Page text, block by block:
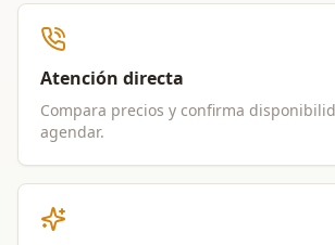
Atención directa
Compara precios y confirma
agendar.